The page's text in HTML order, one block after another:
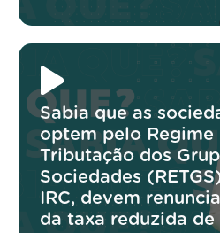
Sabia que as
optem pelo Regime
Tributação dos
Sociedades
IRC, devem
da taxa reduzida de